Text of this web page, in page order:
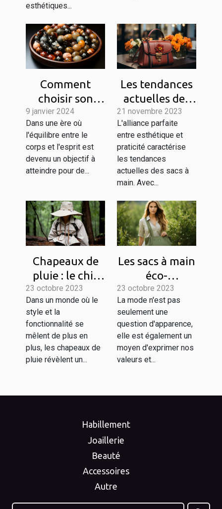
esthétiques...
Comment
choisir son
bracelet
énergétique
selon son
chemin de vie
9 janvier 2024
Dans une ère où
l'équilibre entre le
corps et l'esprit est
devenu un objectif à
atteindre pour de...
Les tendances
actuelles des
sacs à main qui
allient style et
fonctionnalité
21 novembre 2023
L'alliance parfaite
entre esthétique et
praticité caractérise
les tendances
actuelles des sacs à
main. Avec...
Chapeaux de
pluie : le chic
dans l'utilitaire
23 octobre 2023
Dans un monde où le
style et la
fonctionnalité se
mêlent de plus en
plus, les chapeaux de
pluie révèlent un...
Les sacs à main
éco-
responsables à
la mode
23 octobre 2023
La mode n'est pas
seulement une
question d'apparence,
elle est également un
moyen d'exprimer nos
valeurs et...
Habillement
Joaillerie
Beauté
Accessoires
Autre